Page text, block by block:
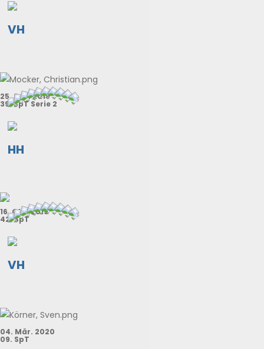
VH
25. Sep. 2019
39. SpT Serie 2
HH
16. Okt. 2019
42. SpT
VH
04. Mär. 2020
09. SpT